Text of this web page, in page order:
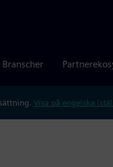
Branscher
Visa på engelska